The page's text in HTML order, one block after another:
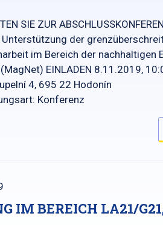
SIE ZUR
Unterstützung der
im Bereich der nachhaltigen
EINLADEN 8.11.2019,
4, 695 22 Hodonín
Konferenz
IM BEREICH LA21/